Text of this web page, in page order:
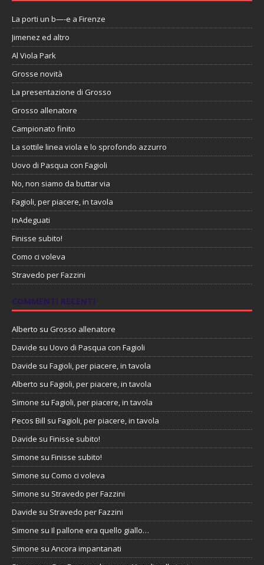
La porti un b—-e a Firenze
Jimenez ed altro
Al Viola Park
Grosse novità
La presentazione di Grosso
Grosso allenatore
Campionato finito
La sottile linea viola e lo sprofondo azzurro
Uovo di Pasqua con Fagioli
No, non siamo da buttar via
Fagioli, per piacere, in tavola
InAdeguati
Finisse subito!
Como ci voleva
Stravedo per Fazzini
COMMENTI RECENTI
Alberto su Grosso allenatore
Davide su Uovo di Pasqua con Fagioli
Davide su Fagioli, per piacere, in tavola
Alberto su Fagioli, per piacere, in tavola
Simone su Fagioli, per piacere, in tavola
Pecos Bill su Fagioli, per piacere, in tavola
Davide su Finisse subito!
Simone su Finisse subito!
Simone su Como ci voleva
Simone su Stravedo per Fazzini
Davide su Stravedo per Fazzini
Simone su Il pallone era quello giallo…
Simone su Ancora impantanati